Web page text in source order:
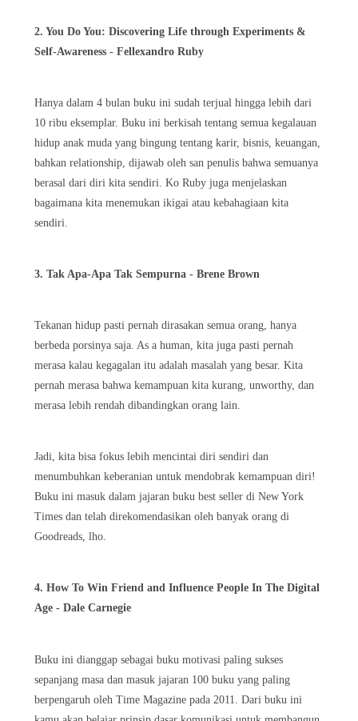
2. You Do You: Discovering Life through Experiments &
Self-Awareness - Fellexandro Ruby
Hanya dalam 4 bulan buku ini sudah terjual hingga lebih dari
10 ribu eksemplar. Buku ini berkisah tentang semua kegalauan
hidup anak muda yang bingung tentang karir, bisnis, keuangan,
bahkan relationship, dijawab oleh san penulis bahwa semuanya
berasal dari diri kita sendiri. Ko Ruby juga menjelaskan
bagaimana kita menemukan ikigai atau kebahagiaan kita
sendiri.
3. Tak Apa-Apa Tak Sempurna - Brene Brown
Tekanan hidup pasti pernah dirasakan semua orang, hanya
berbeda porsinya saja. As a human, kita juga pasti pernah
merasa kalau kegagalan itu adalah masalah yang besar. Kita
pernah merasa bahwa kemampuan kita kurang, unworthy, dan
merasa lebih rendah dibandingkan orang lain.
Jadi, kita bisa fokus lebih mencintai diri sendiri dan
menumbuhkan keberanian untuk mendobrak kemampuan diri!
Buku ini masuk dalam jajaran buku best seller di New York
Times dan telah direkomendasikan oleh banyak orang di
Goodreads, lho.
4. How To Win Friend and Influence People In The Digital
Age - Dale Carnegie
Buku ini dianggap sebagai buku motivasi paling sukses
sepanjang masa dan masuk jajaran 100 buku yang paling
berpengaruh oleh Time Magazine pada 2011. Dari buku ini